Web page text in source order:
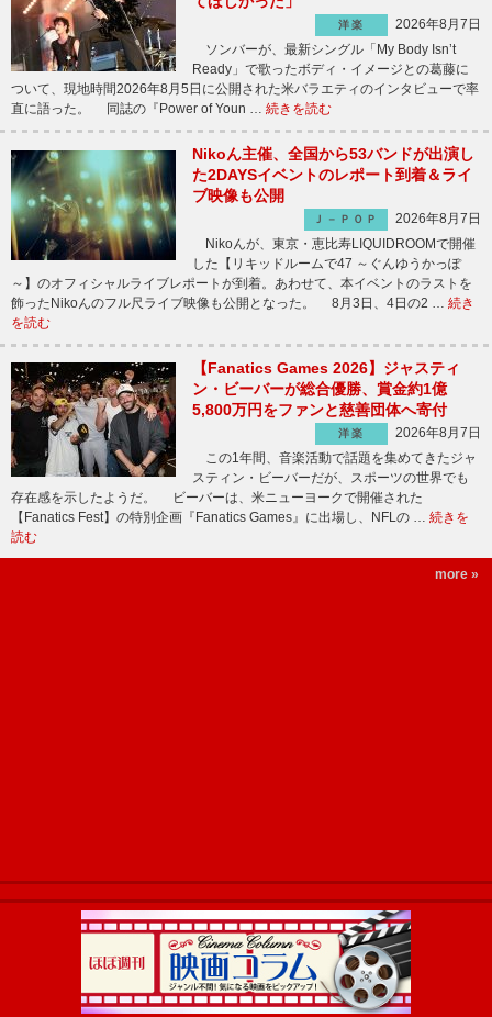
洋楽
2026年8月7日
ソンバーが、最新シングル「My Body Isn’t
Ready」で歌ったボディ・イメージとの葛藤に
ついて、現地時間2026年8月5日に公開された米バラエティのインタビューで率
直に語った。 同誌の『Power of Youn … 続きを読む
Nikoん主催、全国から53バンドが出演し
た2DAYSイベントのレポート到着＆ライ
ブ映像も公開
Ｊ－ＰＯＰ
2026年8月7日
Nikoんが、東京・恵比寿LIQUIDROOMで開催
した【リキッドルームで47 ～ぐんゆうかっぽ
～】のオフィシャルライブレポートが到着。あわせて、本イベントのラストを
飾ったNikoんのフル尺ライブ映像も公開となった。 8月3日、4日の2 … 続き
を読む
【Fanatics Games 2026】ジャスティ
ン・ビーバーが総合優勝、賞金約1億
5,800万円をファンと慈善団体へ寄付
洋楽
2026年8月7日
この1年間、音楽活動で話題を集めてきたジャ
スティン・ビーバーだが、スポーツの世界でも
存在感を示したようだ。 ビーバーは、米ニューヨークで開催された
【Fanatics Fest】の特別企画『Fanatics Games』に出場し、NFLの … 続きを
読む
more »